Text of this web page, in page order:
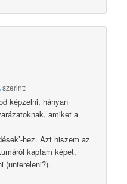
szerint:
képzelni, hányan
amiket a
hez. Azt hiszem az
kaptam képet,
(untereleni?).